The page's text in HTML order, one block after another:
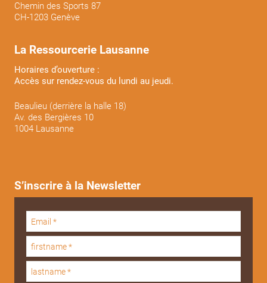
Chemin des Sports 87
CH-1203 Genève
La Ressourcerie Lausanne
Horaires d’ouverture :
Accès sur rendez-vous du lundi au jeudi.
Beaulieu (derrière la halle 18)
Av. des Bergières 10
1004 Lausanne
S’inscrire à la Newsletter